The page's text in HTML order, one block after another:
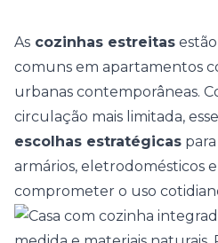
As cozinhas estreitas
comuns em apartamentos
urbanas contemporâneas.
circulação mais limitada,
escolhas estratégicas
armários, eletrodomésticos
comprometer o uso